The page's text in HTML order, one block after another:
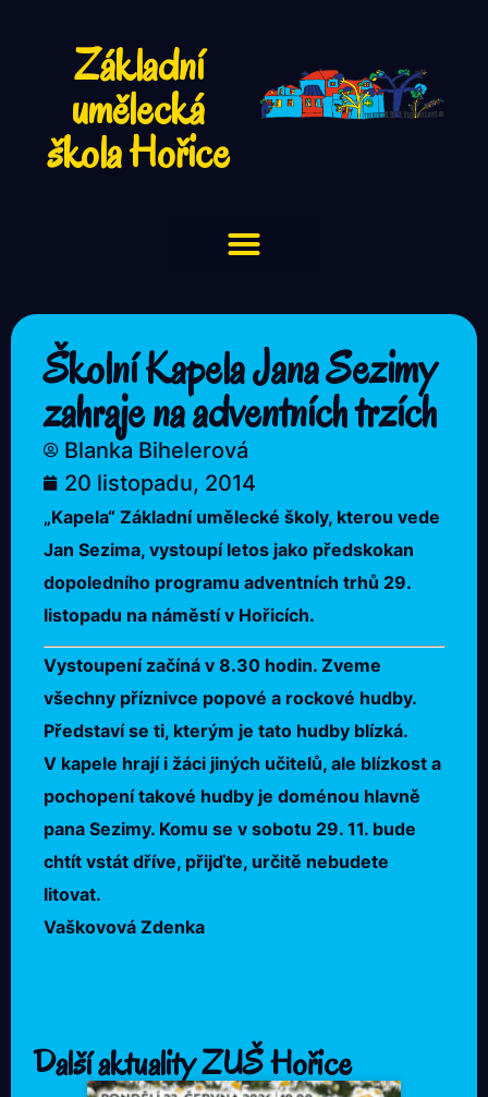
Základní
umělecká
škola Hořice
Školní Kapela Jana Sezimy
zahraje na adventních trzích
Blanka Bihelerová
20 listopadu, 2014
„Kapela“ Základní umělecké školy, kterou vede
Jan Sezima, vystoupí letos jako předskokan
dopoledního programu adventních trhů 29.
listopadu na náměstí v Hořicích.
Vystoupení začíná v 8.30 hodin. Zveme
všechny příznivce popové a rockové hudby.
Představí se ti, kterým je tato hudby blízká.
V kapele hrají i žáci jiných učitelů, ale blízkost a
pochopení takové hudby je doménou hlavně
pana Sezimy. Komu se v sobotu 29. 11. bude
chtít vstát dříve, přijďte, určitě nebudete
litovat.
Vaškovová Zdenka
Další aktuality ZUŠ Hořice